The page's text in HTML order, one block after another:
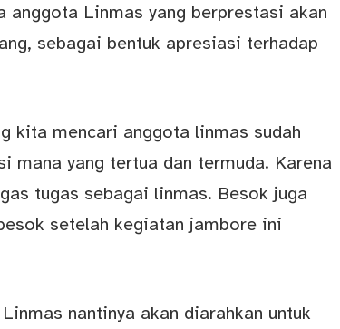
anggota Linmas yang berprestasi akan
sebagai bentuk apresiasi terhadap
kita mencari anggota linmas sudah
yang tertua dan termuda. Karena
tugas sebagai linmas. Besok juga
setelah kegiatan jambore ini
nantinya akan diarahkan untuk